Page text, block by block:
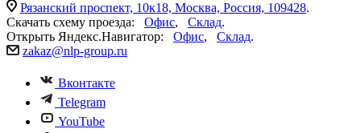
Рязанский проспект, 10к18, Москва, Россия, 109428.
Скачать схему проезда: Офис, Склад.
Открыть Яндекс.Навигатор: Офис, Склад.
zakaz@nlp-group.ru
Вконтакте
Telegram
YouTube